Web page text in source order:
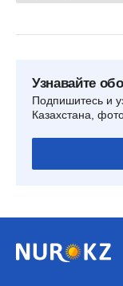
Узнавайте
Подпишитесь и
Казахстана,